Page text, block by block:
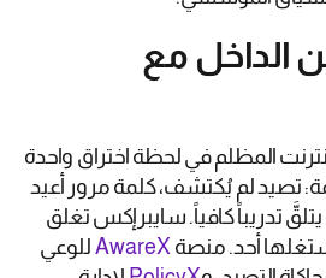
الداخل مع
المظلم في لحظة اختراق واحدة
تصيد لم يُكتشف، كلمة مرور أعيد
تدريباً كافياً. سايبرإكس تغلق
أحد. منصة AwareX للوعي